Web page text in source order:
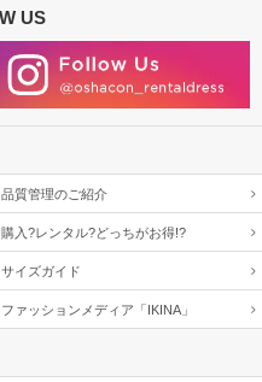
US
品質管理のご紹介
購入?レンタル?どっちがお得!?
サイズガイド
ファッションメディア「IKINA」